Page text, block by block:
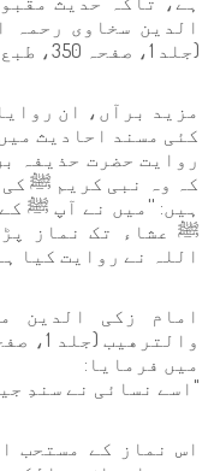
الدین سخاوی رحمہ
(جلد 1، صفحہ 350، طبع مكتبة السنة) میں ذکر کیا ہے۔
مزید برآں، ان
کئی مسند احادیث
روایت حضرت حذیفہ
کہ وہ نبی کریم ﷺ
ہیں: ''میں نے آپ ﷺ
ﷺ عشاء تک نماز
اللہ نے روایت کیا
امام زکی الدین
میں فرمایا:
"اسے نسائی نے سندِ
اس نماز کے مستحب